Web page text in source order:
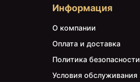
Информация
О компании
Оплата и доставка
Политика безопасности
Условия обслуживания